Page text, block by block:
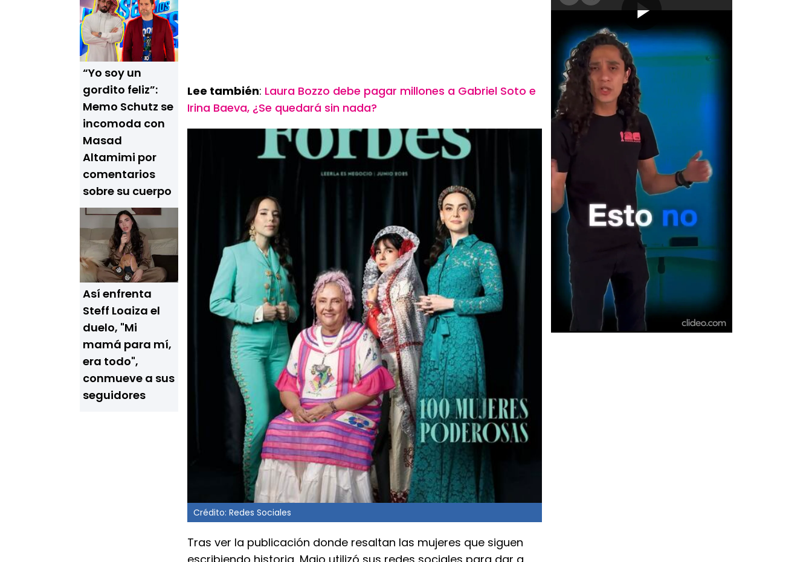
“Yo soy un
gordito feliz”:
Memo Schutz se
incomoda con
Masad
Altamimi por
comentarios
sobre su cuerpo
Así enfrenta
Steff Loaiza el
duelo, "Mi
mamá para mí,
era todo",
conmueve a sus
seguidores
Lee también: Laura Bozzo debe pagar millones a Gabriel Soto e
Irina Baeva, ¿Se quedará sin nada?
Crédito: Redes Sociales
Tras ver la publicación donde resaltan las mujeres que siguen
[Publicidad]